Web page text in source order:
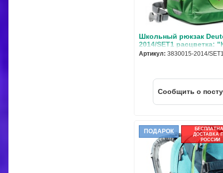
Школьный рюкзак
2014/SET1 расцветка:
бабочка" с
Артикул: 3830015-2014/
Cообщить о
ПОДАРОК
ДОСТАВКА
РОССИИ